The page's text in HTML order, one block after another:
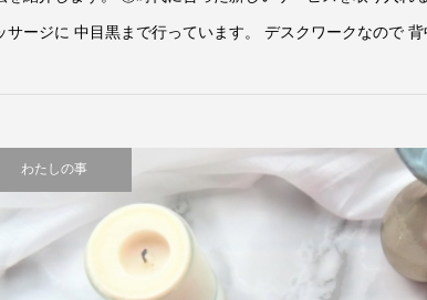
サージに 中目黒まで行っています。 デスクワークなので 背
わたしの事